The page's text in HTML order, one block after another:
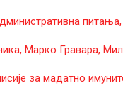
питања,
Марко Гравара,
за мадатно